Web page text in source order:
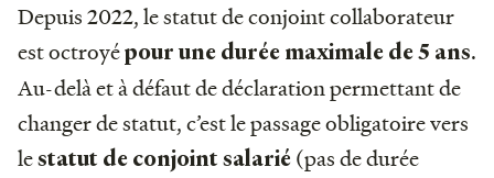
Depuis 2022, le statut de conjoint collaborateur
est octroyépour une durée maximale de 5 ans.
Au-delà et à défaut de déclaration permettant de
changer de statut, c’est le passage obligatoire vers
lestatut de conjoint salarié (pas de durée